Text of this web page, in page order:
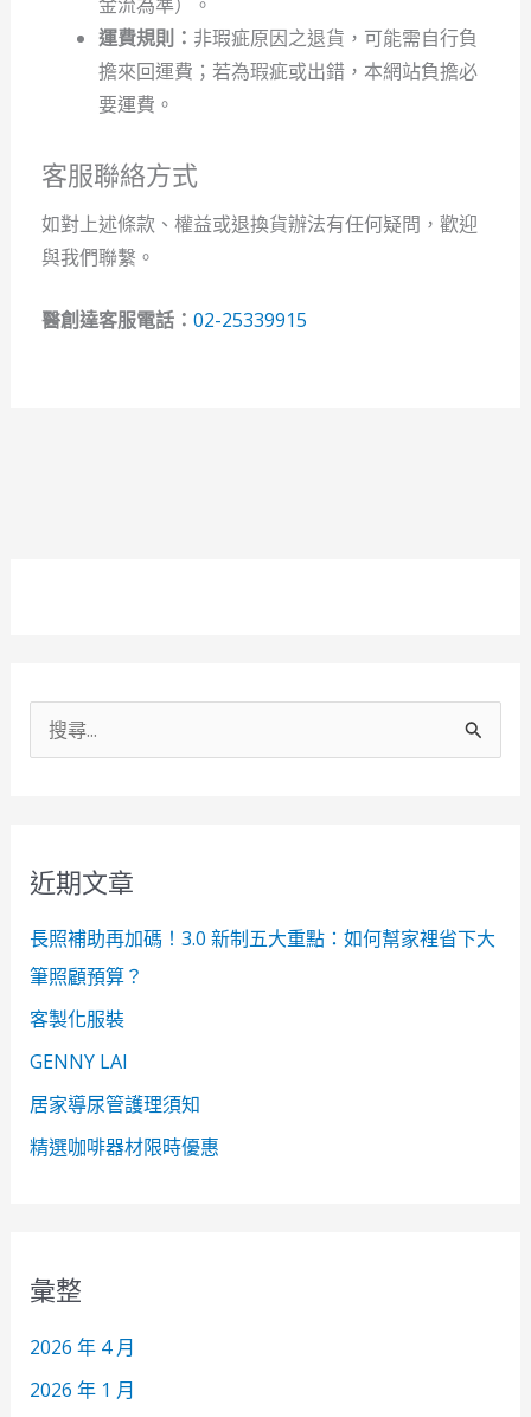
運費規則： 非瑕疵原因之退貨，可能需自行負
擔來回運費；若為瑕疵或出錯，本網站負擔必
要運費。
客服聯絡方式
如對上述條款、權益或退換貨辦法有任何疑問，歡迎
與我們聯繫。
醫創達客服電話： 02-25339915
字
近期文章
長照補助再加碼！3.0 新制五大重點：如何幫家裡省下大
筆照顧預算？
客製化服裝
GENNY LAI
居家導尿管護理須知
精選咖啡器材限時優惠
彙整
2026 年 4 月
2026 年 1 月